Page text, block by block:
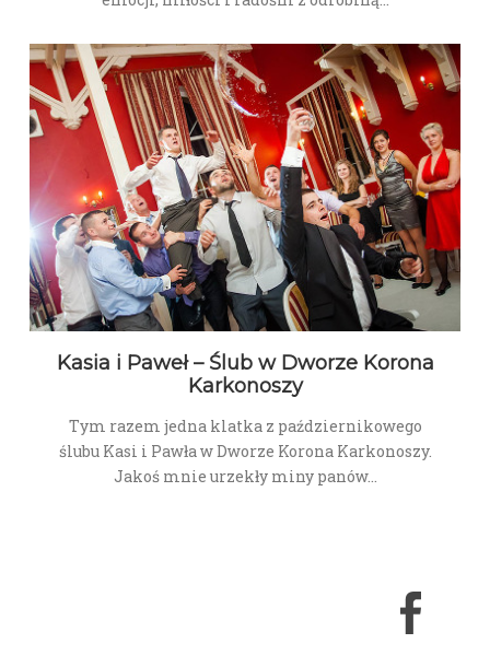
Kasia i Paweł – Ślub w Dworze Korona
Karkonoszy
Tym razem jedna klatka z październikowego
ślubu Kasi i Pawła w Dworze Korona Karkonoszy.
Jakoś mnie urzekły miny panów…